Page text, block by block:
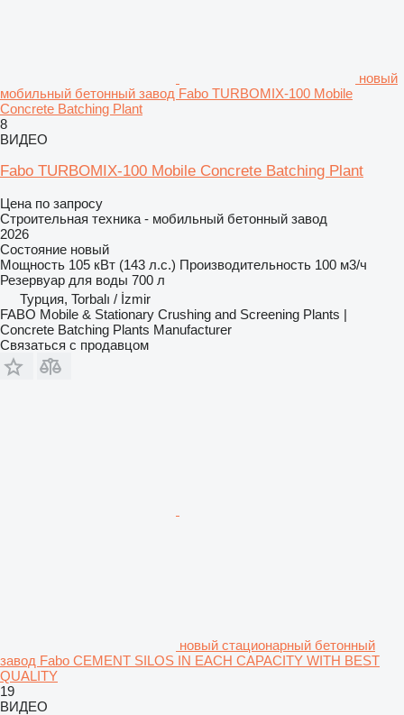
новый
мобильный бетонный завод Fabo TURBOMIX-100 Mobile
Concrete Batching Plant
8
ВИДЕО
Fabo TURBOMIX-100 Mobile Concrete Batching Plant
Цена по запросу
Строительная техника - мобильный бетонный завод
2026
Состояние новый
Мощность 105 кВт (143 л.с.) Производительность 100 м3/ч
Резервуар для воды 700 л
Турция, Torbalı / İzmir
FABO Mobile & Stationary Crushing and Screening Plants |
Concrete Batching Plants Manufacturer
Связаться с продавцом
новый стационарный бетонный
завод Fabo CEMENT SILOS IN EACH CAPACITY WITH BEST
QUALITY
19
ВИДЕО